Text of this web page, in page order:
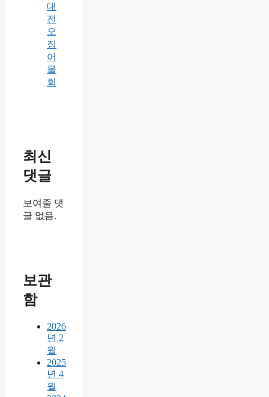
대
전
오
징
어
물
회
최신
댓글
보여줄 댓
글 없음.
보관
함
2026
년 2
월
2025
년 4
월